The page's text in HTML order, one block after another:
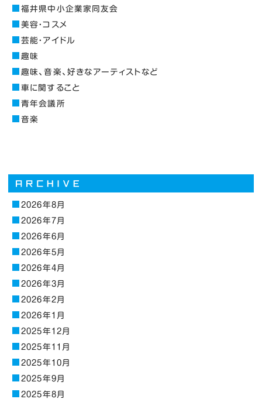
福井県中小企業家同友会
美容・コスメ
芸能・アイドル
趣味
趣味、音楽、好きなアーティストなど
車に関すること
青年会議所
音楽
2026年8月
2026年7月
2026年6月
2026年5月
2026年4月
2026年3月
2026年2月
2026年1月
2025年12月
2025年11月
2025年10月
2025年9月
2025年8月